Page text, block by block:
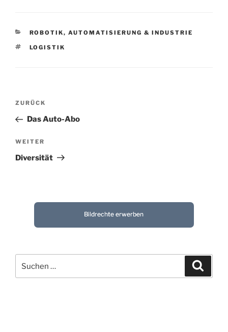
KATEGORIEN
ROBOTIK, AUTOMATISIERUNG & INDUSTRIE
SCHLAGWÖRTER
LOGISTIK
Beitragsnavigation
Vorheriger
Beitrag
ZURÜCK
Das Auto-Abo
Nächster
Beitrag
WEITER
Diversität
Bildrechte erwerben
nach: